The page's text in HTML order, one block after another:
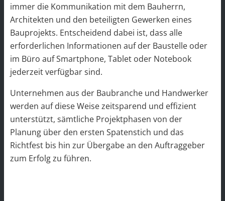
immer die Kommunikation mit dem Bauherrn,
Architekten und den beteiligten Gewerken eines
Bauprojekts. Entscheidend dabei ist, dass alle
erforderlichen Informationen auf der Baustelle oder
im Büro auf Smartphone, Tablet oder Notebook
jederzeit verfügbar sind.
Unternehmen aus der Baubranche und Handwerker
werden auf diese Weise zeitsparend und effizient
unterstützt, sämtliche Projektphasen von der
Planung über den ersten Spatenstich und das
Richtfest bis hin zur Übergabe an den Auftraggeber
zum Erfolg zu führen.